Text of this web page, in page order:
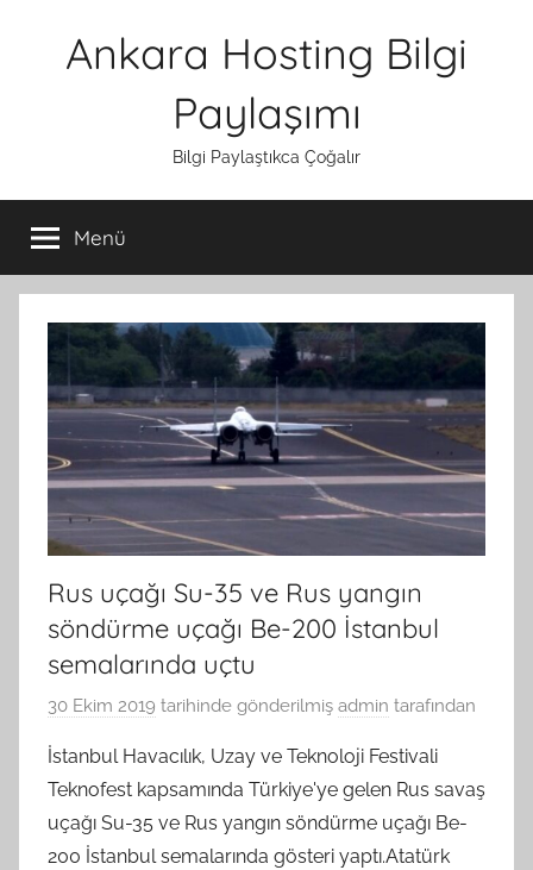
Ankara Hosting Bilgi
Paylaşımı
Bilgi Paylaştıkca Çoğalır
Menü
Rus uçağı Su-35 ve Rus yangın
söndürme uçağı Be-200 İstanbul
semalarında uçtu
30 Ekim 2019 tarihinde gönderilmiş admin tarafından
İstanbul Havacılık, Uzay ve Teknoloji Festivali
Teknofest kapsamında Türkiye'ye gelen Rus savaş
uçağı Su-35 ve Rus yangın söndürme uçağı Be-
200 İstanbul semalarında gösteri yaptı.Atatürk